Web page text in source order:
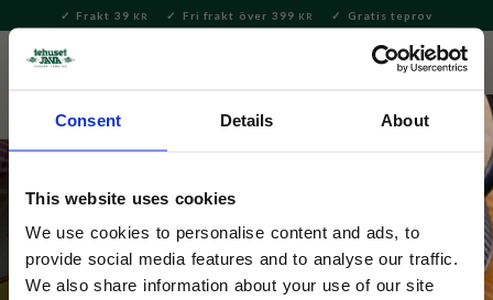
Consent Details About
This website uses cookies
We use cookies to personalise content and ads, to
provide social media features and to analyse our traffic.
We also share information about your use of our site
Meny
Frakt 39 KR Fri frakt över 399 KR Gratis teprov